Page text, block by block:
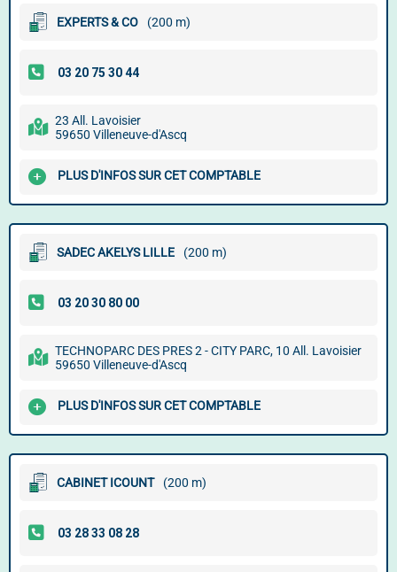
EXPERTS & CO (200 m)
23 All. Lavoisier
59650 Villeneuve-d'Ascq
PLUS D'INFOS SUR CET COMPTABLE
SADEC AKELYS LILLE (200 m)
TECHNOPARC DES PRES 2 - CITY PARC, 10 All. Lavoisier
59650 Villeneuve-d'Ascq
PLUS D'INFOS SUR CET COMPTABLE
CABINET ICOUNT (200 m)